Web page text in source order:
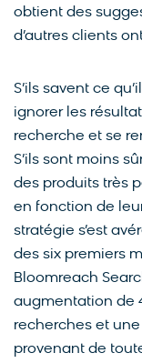
obtient des
d’autres clients
S’ils savent ce
ignorer les
recherche et se
S’ils sont moins
des produits très
en fonction de
stratégie s’est
des six premiers
Bloomreach
augmentation de
recherches et
provenant de